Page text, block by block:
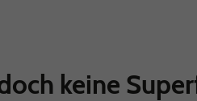
keine